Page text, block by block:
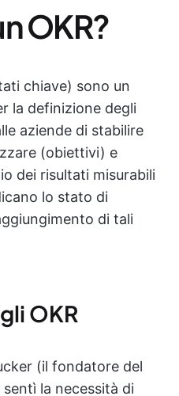
OKR?
chiave) sono un
la definizione degli
aziende di stabilire
(obiettivi) e
dei risultati misurabili
lo stato di
di tali
OKR
(il fondatore del
la necessità di